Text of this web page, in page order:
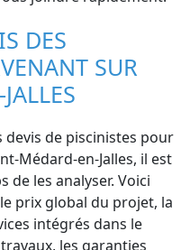
DES
SUR
devis de piscinistes pour
Médard-en-Jalles, il est
les analyser. Voici
prix global du projet, la
intégrés dans le
les garanties